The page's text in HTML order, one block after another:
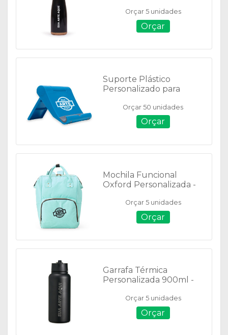
Orçar 5 unidades
Orçar
Suporte Plástico
Personalizado para
Orçar 50 unidades
Orçar
Mochila Funcional
Oxford Personalizada -
Orçar 5 unidades
Orçar
Garrafa Térmica
Personalizada 900ml -
Orçar 5 unidades
Orçar